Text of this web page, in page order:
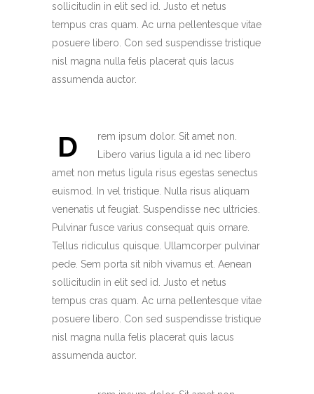
sollicitudin in elit sed id. Justo et netus
tempus cras quam. Ac urna pellentesque vitae
posuere libero. Con sed suspendisse tristique
nisl magna nulla felis placerat quis lacus
assumenda auctor.
D
rem ipsum dolor. Sit amet non.
Libero varius ligula a id nec libero
amet non metus ligula risus egestas senectus
euismod. In vel tristique. Nulla risus aliquam
venenatis ut feugiat. Suspendisse nec ultricies.
Pulvinar fusce varius consequat quis ornare.
Tellus ridiculus quisque. Ullamcorper pulvinar
pede. Sem porta sit nibh vivamus et. Aenean
sollicitudin in elit sed id. Justo et netus
tempus cras quam. Ac urna pellentesque vitae
posuere libero. Con sed suspendisse tristique
nisl magna nulla felis placerat quis lacus
assumenda auctor.